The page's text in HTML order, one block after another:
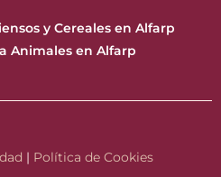
y Cereales en Alfarp
Animales en Alfarp
| Política de Cookies